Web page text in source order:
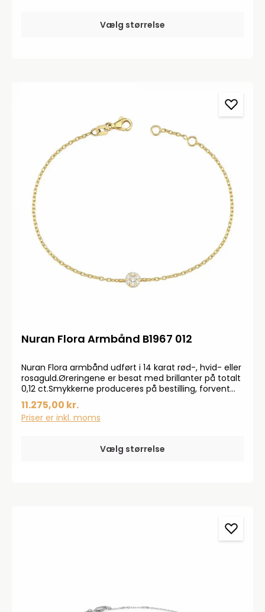
Vælg størrelse
Nuran Flora Armbånd B1967 012
Nuran Flora armbånd udført i 14 karat rød-, hvid- eller
rosaguld.Øreringene er besat med brillanter på totalt
0,12 ct.Smykkerne produceres på bestilling, forvent
derfor en leveringstid på op til 14 dageHar du
specielle ønsker, kontakt da gerne kundeservice på
info@bendixen-thisted.dk eller Tlf: 97 92 02 31Der
11.275,00 kr.
Priser er inkl. moms
Vælg størrelse